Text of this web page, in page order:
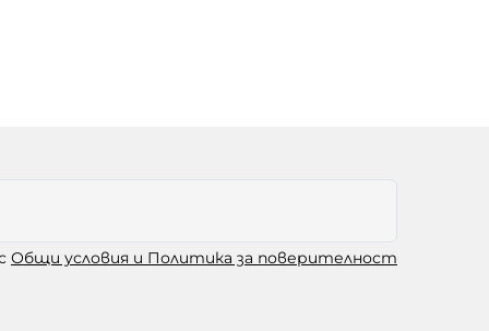
Общи условия и Политика за поверителност